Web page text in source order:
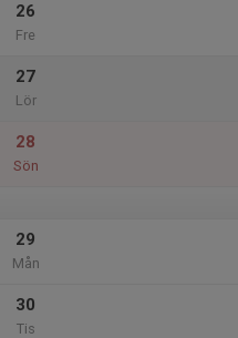
26
Fre
27
Lör
28
Sön
29
Mån
30
Tis